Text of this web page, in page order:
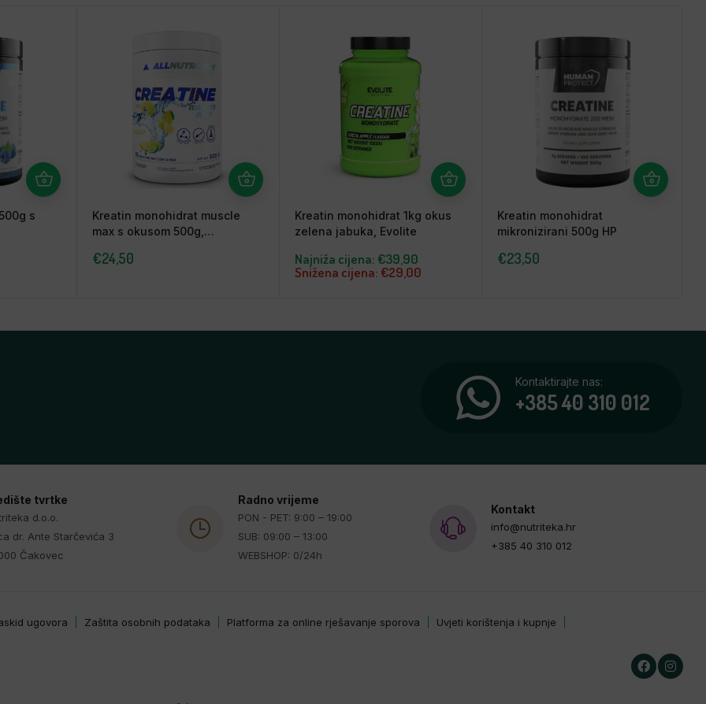
s
Kreatin monohidrat muscle
max s okusom 500g,
€24,50
Kreatin monohidrat 1kg okus
zelena jabuka, Evolite
Najniža cijena:€39,90
Snižena cijena: €29,00
Kreatin monohidrat
mikronizirani 500g HP
€23,50
Kontaktirajte nas:
+385 40 310 012
tvrtke
d.o.o.
dr. Ante Starčevića 3
Čakovec
Radno vrijeme
PON - PET: 9:00 – 19:00
SUB: 09:00 – 13:00
WEBSHOP: 0/24h
Kontakt
info@nutriteka.hr
+385 40 310 012
ugovora Zaštita osobnih podataka Platforma za online rješavanje sporova Uvjeti korištenja i kupnje